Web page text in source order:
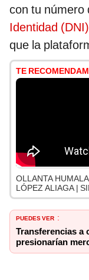
con tu número
Identidad (DNI)
que la
TE
OLLANTA
LÓPEZ ALIAGA |
PUEDES VER :
Transferencias a
presionarían